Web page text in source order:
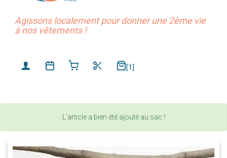
Agissons localement pour donner une 2ème vie
à nos vêtements !
[1]
L'article a bien été ajouté au sac !